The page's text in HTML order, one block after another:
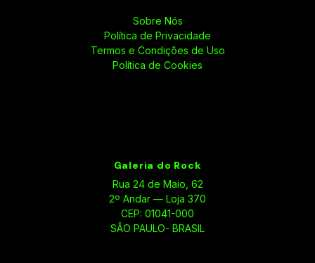
Sobre Nós
Política de Privacidade
Termos e Condições de Uso
Política de Cookies
Galeria do Rock
Rua 24 de Maio, 62
2º Andar — Loja 370
CEP: 01041-000
SÃO PAULO- BRASIL